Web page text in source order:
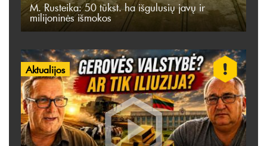
M. Rusteika: 50 tūkst. ha išgulusių javų ir
milijoninės išmokos
Aktualijos